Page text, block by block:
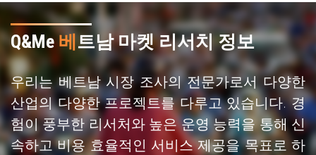
Q&Me 베트남 마켓 리서치 정보
우리는 베트남 시장 조사의 전문가로서 다양한
산업의 다양한 프로젝트를 다루고 있습니다. 경
험이 풍부한 리서처와 높은 운영 능력을 통해 신
속하고 비용 효율적인 서비스 제공을 목표로 하